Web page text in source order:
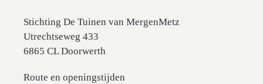
Stichting De Tuinen van MergenMetz
Utrechtseweg 433
6865 CL Doorwerth
Route en openingstijden